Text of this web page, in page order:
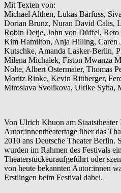
Mit Texten von:
Michael Althen, Lukas Bärfuss,
Dorian Brunz, Nuran David Calis,
Robin Detje, John von Düffel,
Kim Hamilton, Anja Hilling, Caren
Kutschke, Amanda Lasker-Berlin,
Milena Michalek, Fiston Mwanza
Nolte, Albert Ostermaier, Thomas
Moritz Rinke, Kevin Rittberger,
Miroslava Svolikova, Ulrike Syha,
Von Ulrich Khuon am
Autor:innentheatertage über das
2010 ans Deutsche Theater Berlin.
wurden im Rahmen des Festivals
Theaterstückeuraufgeführt oder
von heute bekannten Autor:innen
Erstlingen beim Festival dabei.